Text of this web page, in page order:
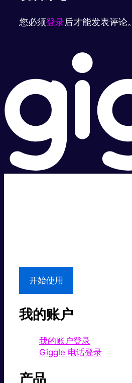
您必须登录后才能发表评论。
开始使用
我的账户
我的账户登录
Giggle 电话登录
产品